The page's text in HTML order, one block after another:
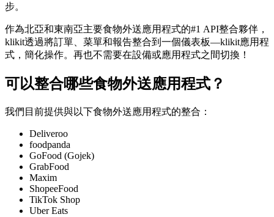
步。
作為北亞和東南亞主要食物外送應用程式的#1 API整合夥伴，
klikit透過將訂單、菜單和報告整合到一個儀表板—klikit應用程
式，簡化操作。再也不需要在設備或應用程式之間切換！
可以整合哪些食物外送應用程式？
我們目前提供與以下食物外送應用程式的整合：
Deliveroo
foodpanda
GoFood (Gojek)
GrabFood
Maxim
ShopeeFood
TikTok Shop
Uber Eats